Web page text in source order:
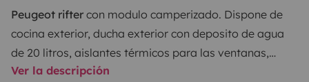
Peugeot rifter con modulo camperizado. Dispone de
cocina exterior, ducha exterior con deposito de agua
de 20 litros, aislantes térmicos para las ventanas,
cortinas en ventanas laterales, utensilios de cocina
Ver la descripción